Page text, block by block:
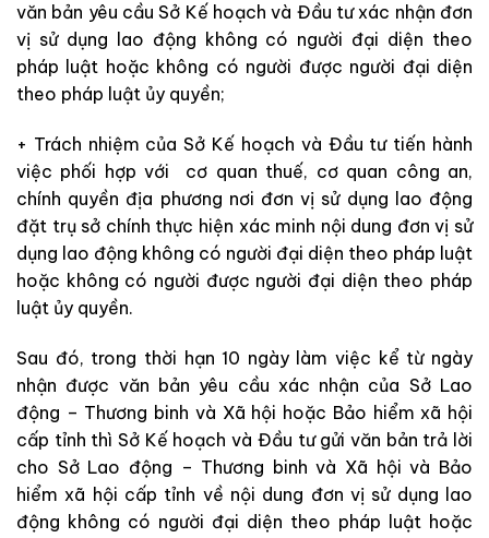
văn bản yêu cầu Sở Kế hoạch và Đầu tư xác nhận đơn
vị sử dụng lao động không có người đại diện theo
pháp luật hoặc không có người được người đại diện
theo pháp luật ủy quyền;
+ Trách nhiệm của Sở Kế hoạch và Đầu tư tiến hành
việc phối hợp với cơ quan thuế, cơ quan công an,
chính quyền địa phương nơi đơn vị sử dụng lao động
đặt trụ sở chính thực hiện xác minh nội dung đơn vị sử
dụng lao động không có người đại diện theo pháp luật
hoặc không có người được người đại diện theo pháp
luật ủy quyền.
Sau đó, trong thời hạn 10 ngày làm việc kể từ ngày
nhận được văn bản yêu cầu xác nhận của Sở Lao
động – Thương binh và Xã hội hoặc Bảo hiểm xã hội
cấp tỉnh thì Sở Kế hoạch và Đầu tư gửi văn bản trả lời
cho Sở Lao động – Thương binh và Xã hội và Bảo
hiểm xã hội cấp tỉnh về nội dung đơn vị sử dụng lao
động không có người đại diện theo pháp luật hoặc